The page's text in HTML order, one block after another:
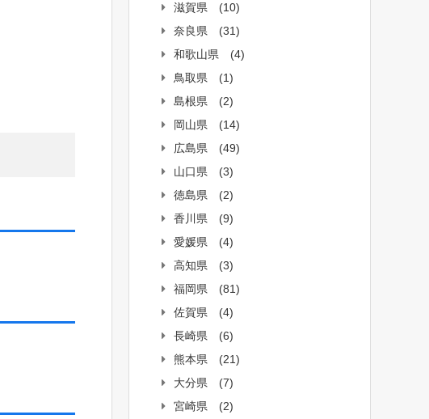
滋賀県
(10)
奈良県
(31)
和歌山県
(4)
鳥取県
(1)
島根県
(2)
岡山県
(14)
広島県
(49)
山口県
(3)
徳島県
(2)
香川県
(9)
愛媛県
(4)
高知県
(3)
福岡県
(81)
佐賀県
(4)
長崎県
(6)
熊本県
(21)
大分県
(7)
宮崎県
(2)